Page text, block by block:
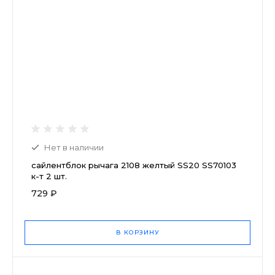
Нет в наличии
сайлентблок рычага 2108 желтый SS20 SS70103
к-т 2 шт.
729 ₽
В КОРЗИНУ